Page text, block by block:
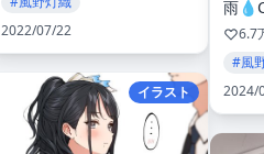
2022/07/22
イラスト
6.7
#風
2024/